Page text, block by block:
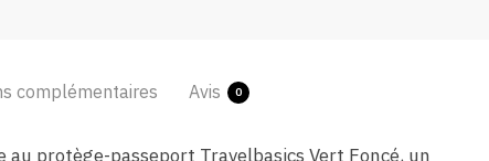
complémentaires Avis 0
protège-passeport Travelbasics Vert Foncé, un